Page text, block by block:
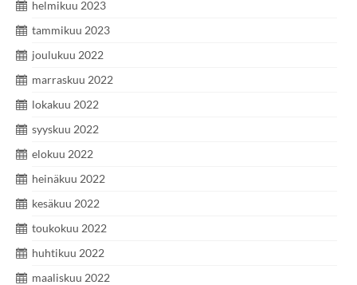
helmikuu 2023
tammikuu 2023
joulukuu 2022
marraskuu 2022
lokakuu 2022
syyskuu 2022
elokuu 2022
heinäkuu 2022
kesäkuu 2022
toukokuu 2022
huhtikuu 2022
maaliskuu 2022